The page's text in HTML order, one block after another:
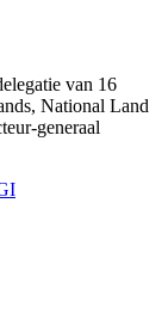
van 16
National Land
generaal